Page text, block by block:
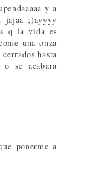
y a
jajaa ;)ayyyy
q la vida es
una onza
hasta
se acabara
ponerme a